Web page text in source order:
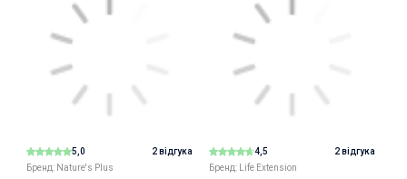
5,0
2 відгука
Бренд: Nature's Plus
4,5
2 відгука
Бренд: Life Extension